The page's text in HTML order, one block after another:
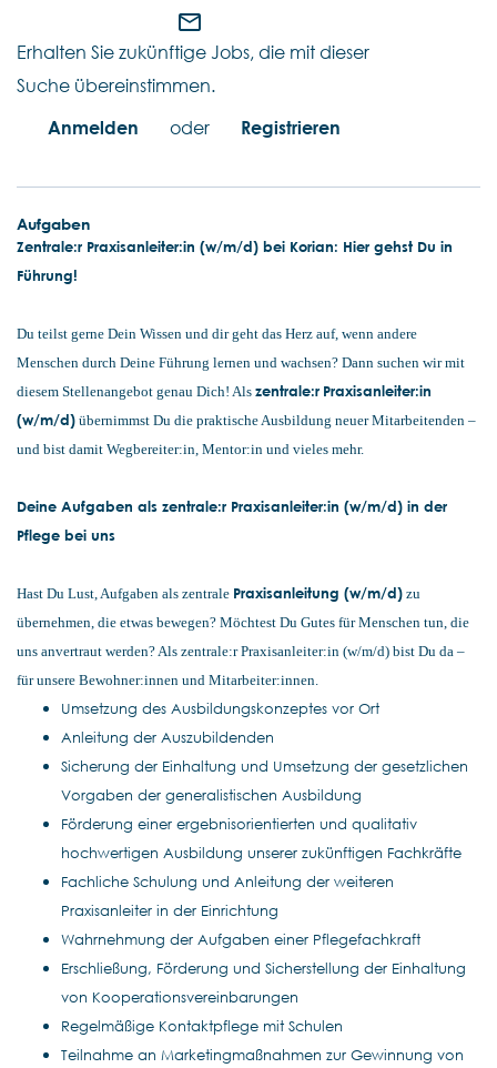
mail_outline
Erhalten Sie zukünftige Jobs, die mit dieser
Suche übereinstimmen.
Anmelden
oder Registrieren
Aufgaben
Zentrale:r Praxisanleiter:in (w/m/d) bei Korian: Hier gehst Du in
Führung!
Du teilst gerne Dein Wissen und dir geht das Herz auf, wenn andere
Menschen durch Deine Führung lernen und wachsen? Dann suchen wir mit
diesem Stellenangebot genau Dich! Als zentrale:r Praxisanleiter:in
(w/m/d) übernimmst Du die praktische Ausbildung neuer Mitarbeitenden –
und bist damit Wegbereiter:in, Mentor:in und vieles mehr.
Deine Aufgaben als zentrale:r Praxisanleiter:in (w/m/d) in der
Pflege bei uns
Hast Du Lust, Aufgaben als zentrale Praxisanleitung (w/m/d) zu
übernehmen, die etwas bewegen? Möchtest Du Gutes für Menschen tun, die
uns anvertraut werden? Als zentrale:r Praxisanleiter:in (w/m/d) bist Du da –
für unsere Bewohner:innen und Mitarbeiter:innen.
Umsetzung des Ausbildungskonzeptes vor Ort
Anleitung der Auszubildenden
Sicherung der Einhaltung und Umsetzung der gesetzlichen
Vorgaben der generalistischen Ausbildung
Förderung einer ergebnisorientierten und qualitativ
hochwertigen Ausbildung unserer zukünftigen Fachkräfte
Fachliche Schulung und Anleitung der weiteren
Praxisanleiter in der Einrichtung
Wahrnehmung der Aufgaben einer Pflegefachkraft
Erschließung, Förderung und Sicherstellung der Einhaltung
von Kooperationsvereinbarungen
Regelmäßige Kontaktpflege mit Schulen
Teilnahme an Marketingmaßnahmen zur Gewinnung von